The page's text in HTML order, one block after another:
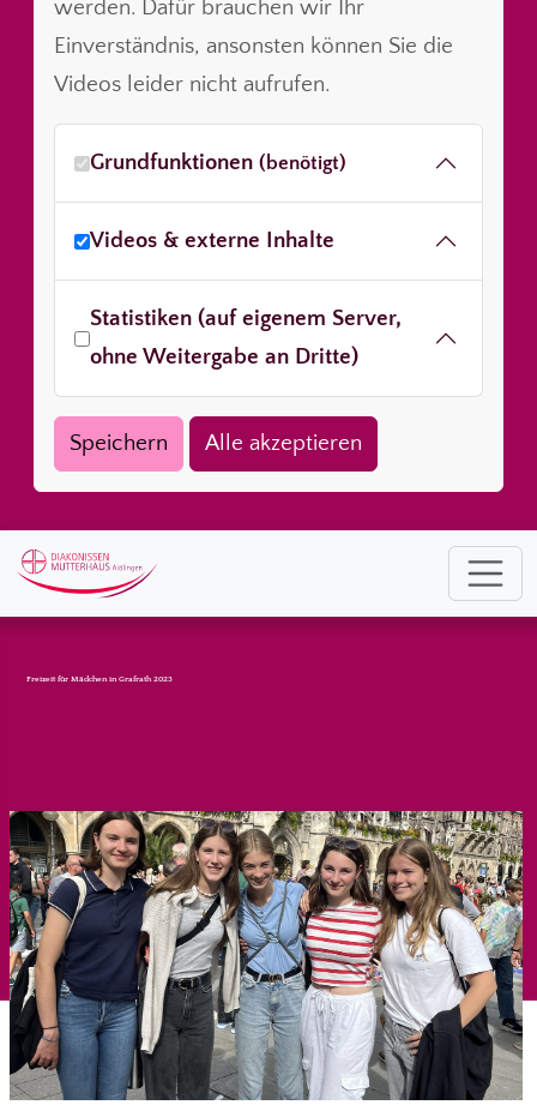
werden. Dafür brauchen wir Ihr
Einverständnis, ansonsten können Sie die
Videos leider nicht aufrufen.
Grundfunktionen (benötigt)
Videos & externe Inhalte
Statistiken (auf eigenem Server,
ohne Weitergabe an Dritte)
Freizeit für Mädchen in Grafrath 2023